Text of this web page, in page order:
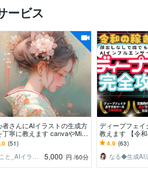
ービス
者さんにAIイラストの生成方
丁寧に教えます canvaやMidj
の使い方等、ご希望伺いま
(51)
こと_AIイラストレーター
5,000 円 /60分
ディープフェ
教えます 【令
しなしで誰でも
ーに
4.9 (63)